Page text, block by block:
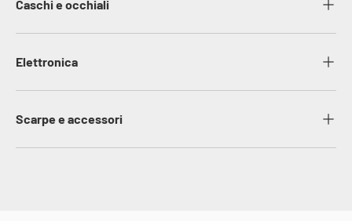
Caschi e occhiali
Elettronica
Scarpe e accessori